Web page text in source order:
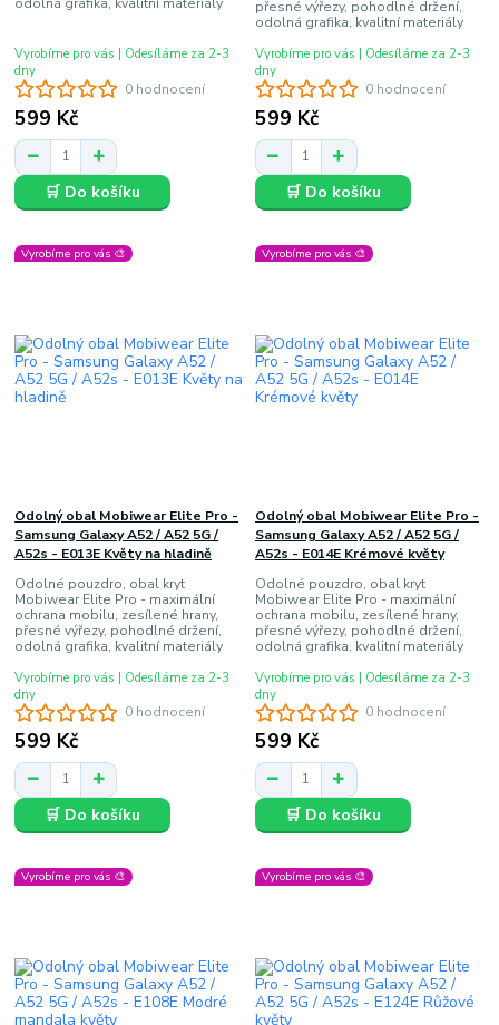
0 hodnocení
odolná grafika, kvalitní materiály
599 Kč
Vyrobíme pro vás | Odesíláme za 2-3
dny
🛒 Do košíku
0 hodnocení
přesné výřezy, pohodlné držení,
odolná grafika, kvalitní materiály
599 Kč
Vyrobíme pro vás | Odesíláme za 2-3
dny
🛒 Do košíku
Vyrobíme pro vás 🎨
0 hodnocení
Odolný obal Mobiwear Elite Pro -
Samsung Galaxy A52 / A52 5G /
A52s - E013E Květy na hladině
Odolné pouzdro, obal kryt
Mobiwear Elite Pro - maximální
ochrana mobilu, zesílené hrany,
přesné výřezy, pohodlné držení,
odolná grafika, kvalitní materiály
599 Kč
Vyrobíme pro vás | Odesíláme za 2-3
dny
🛒 Do košíku
Vyrobíme pro vás 🎨
0 hodnocení
Odolný obal Mobiwear Elite Pro -
Samsung Galaxy A52 / A52 5G /
A52s - E014E Krémové květy
Odolné pouzdro, obal kryt
Mobiwear Elite Pro - maximální
ochrana mobilu, zesílené hrany,
přesné výřezy, pohodlné držení,
odolná grafika, kvalitní materiály
599 Kč
Vyrobíme pro vás | Odesíláme za 2-3
dny
🛒 Do košíku
Vyrobíme pro vás 🎨 Vyrobíme pro vás 🎨